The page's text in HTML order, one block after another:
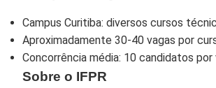
Campus Curitiba: diversos cursos
Aproximadamente 30-40 vagas por
Concorrência média: 10 candidatos por
Sobre o IFPR